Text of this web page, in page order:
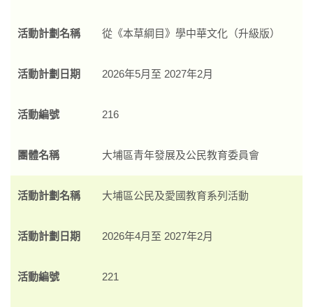
活動計劃名稱 從《本草綱目》學中華文化（升級版）
活動計劃日期 2026年5月至 2027年2月
活動編號 216
團體名稱 大埔區青年發展及公民教育委員會
活動計劃名稱 大埔區公民及愛國教育系列活動
活動計劃日期 2026年4月至 2027年2月
活動編號 221